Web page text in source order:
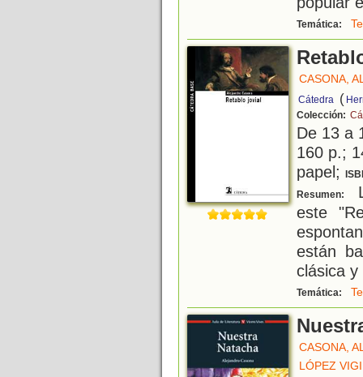
Temática:
CASONA,
Cátedra (
Colección:
De 13 a
160 p.;
papel;
Resumen:
este
están
clásica
Temática:
CASONA,
LÓPEZ